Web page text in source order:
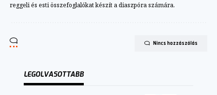
reggeli és esti összefoglalókat készít a diaszpóra számára.
Nincs hozzászólás
LEGOLVASOTTABB